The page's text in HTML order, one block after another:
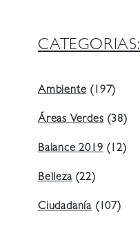
CATEGORIAS:
Ambiente(197)
Áreas Verdes(38)
Balance 2019(12)
Belleza(22)
Ciudadanía (107)